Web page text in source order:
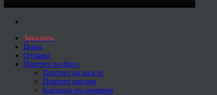
Заказать
Цены
Отзывы
Портрет по фото
Портрет на холсте
Портрет маслом
Картины по номерам